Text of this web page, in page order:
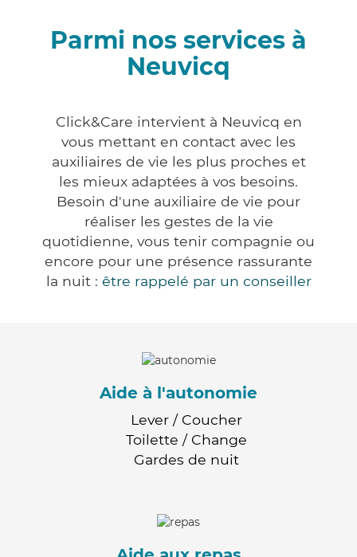
Parmi nos services à
Neuvicq
Click&Care intervient à Neuvicq en
vous mettant en contact avec les
auxiliaires de vie les plus proches et
les mieux adaptées à vos besoins.
Besoin d'une auxiliaire de vie pour
réaliser les gestes de la vie
quotidienne, vous tenir compagnie ou
encore pour une présence rassurante
la nuit : être rappelé par un conseiller
Aide à l'autonomie
Lever / Coucher
Toilette / Change
Gardes de nuit